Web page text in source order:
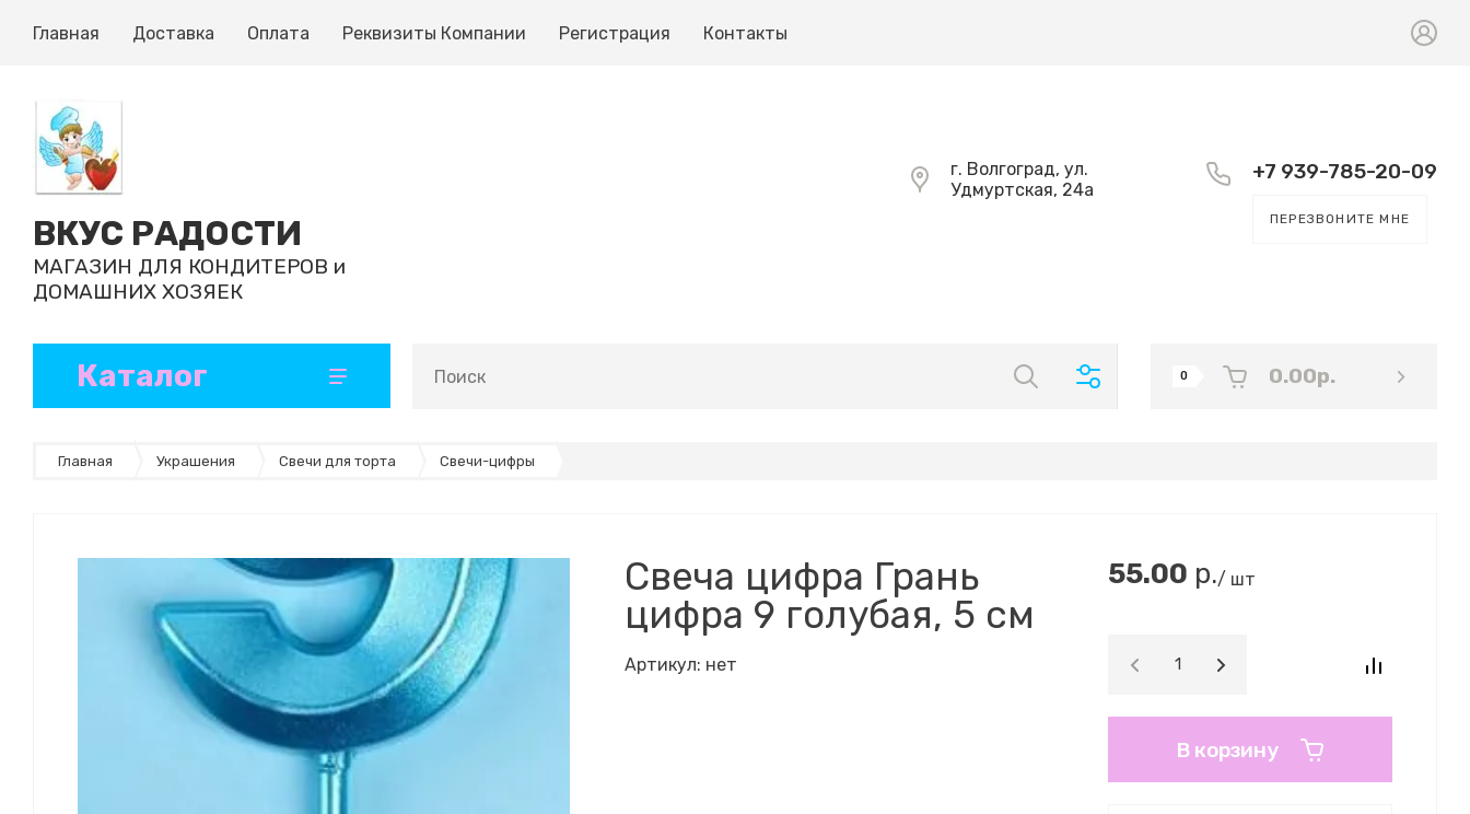
Главная Доставка Оплата Реквизиты Компании Регистрация Контакты
ВКУС РАДОСТИ
МАГАЗИН ДЛЯ КОНДИТЕРОВ и
ДОМАШНИХ ХОЗЯЕК
г. Волгоград, ул.
Удмуртская, 24а
+7 939-785-20-09
ПЕРЕЗВОНИТЕ МНЕ
Каталог 0 0.00р.
Главная Украшения Свечи для торта Свечи-цифры
Свеча цифра Грань
цифра 9 голубая, 5 см
Артикул: нет
55.00 р./ шт
В корзину